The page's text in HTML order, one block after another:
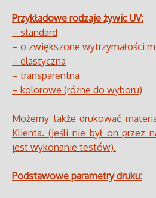
Przykładowe rodzaje żywic UV:
– standard
– o zwiększone wytrzymałości
– elastyczna
– transparentna
– kolorowe (różne do wyboru)
Możemy także drukować
Klienta. (Jeśli nie był on przez
jest wykonanie testów).
Podstawowe parametry druku: